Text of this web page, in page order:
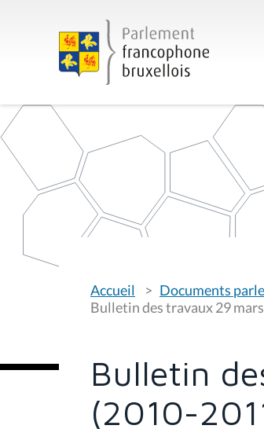
o
u
s
s
Accueil
Documents
Bulletin des travaux 29
Bulletin
(2010-